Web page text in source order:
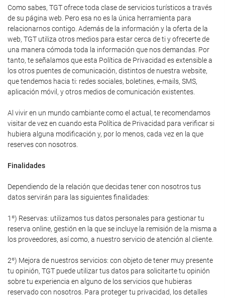
Como sabes, TGT ofrece toda clase de servicios turísticos a través
de su página web. Pero esa no es la única herramienta para
relacionarnos contigo. Además de la información y la oferta de la
web, TGT utiliza otros medios para estar cerca de ti y ofrecerte de
una manera cómoda toda la información que nos demandas. Por
tanto, te señalamos que esta Política de Privacidad es extensible a
los otros puentes de comunicación, distintos de nuestra website,
que tendemos hacia ti: redes sociales, boletines, e-mails, SMS,
aplicación móvil, y otros medios de comunicación existentes.
Al vivir en un mundo cambiante como el actual, te recomendamos
visitar de vez en cuando esta Política de Privacidad para verificar si
hubiera alguna modificación y, por lo menos, cada vez en la que
reserves con nosotros.
Finalidades
Dependiendo de la relación que decidas tener con nosotros tus
datos servirán para las siguientes finalidades:
1º) Reservas: utilizamos tus datos personales para gestionar tu
reserva online, gestión en la que se incluye la remisión de la misma a
los proveedores, así como, a nuestro servicio de atención al cliente.
2º) Mejora de nuestros servicios: con objeto de tener muy presente
tu opinión, TGT puede utilizar tus datos para solicitarte tu opinión
sobre tu experiencia en alguno de los servicios que hubieras
reservado con nosotros. Para proteger tu privacidad, los detalles